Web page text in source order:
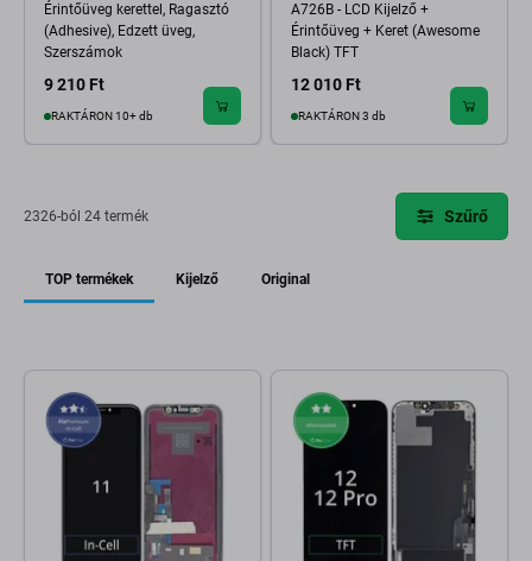
Érintőüveg kerettel, Ragasztó
(Adhesive), Edzett üveg,
Szerszámok
9 210 Ft
RAKTÁRON 10+ db
A726B - LCD Kijelző +
Érintőüveg + Keret (Awesome
Black) TFT
12 010 Ft
RAKTÁRON 3 db
2326-ból 24 termék Szűrő
TOP termékek Kijelző Original